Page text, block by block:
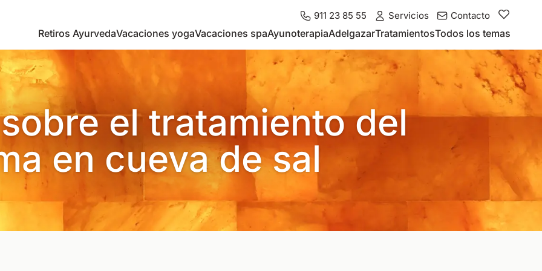
911 23 85 55 Servicios Contacto
Retiros AyurvedaVacaciones yogaVacaciones spaAyunoterapiaAdelgazarTratamientosTodos los temas
el tratamiento del
en cueva de sal